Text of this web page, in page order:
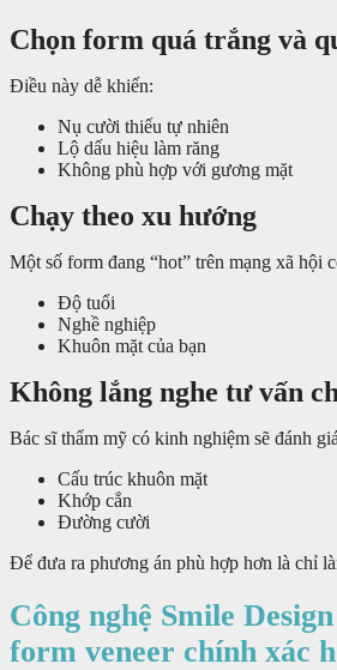
Chọn form quá trắng và
Điều này dễ khiến:
Nụ cười thiếu tự nhiên
Lộ dấu hiệu làm răng
Không phù hợp với gương mặt
Chạy theo xu hướng
Một số form đang “hot” trên mạng xã hội
Độ tuổi
Nghề nghiệp
Khuôn mặt của bạn
Không lắng nghe tư vấn
Bác sĩ thẩm mỹ có kinh nghiệm sẽ đánh
Cấu trúc khuôn mặt
Khớp cắn
Đường cười
Để đưa ra phương án phù hợp hơn là chỉ
Công nghệ Smile
form veneer chính xác